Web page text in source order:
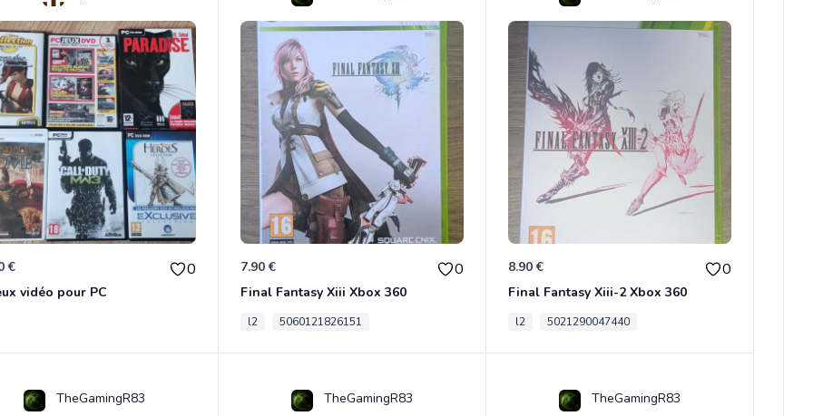
€ 0
vidéo pour PC
7.90 € 0
Final Fantasy Xiii Xbox 360
l2 5060121826151
8.90 € 0
Final Fantasy Xiii-2 Xbox 360
l2 5021290047440
TheGamingR83 TheGamingR83 TheGamingR83